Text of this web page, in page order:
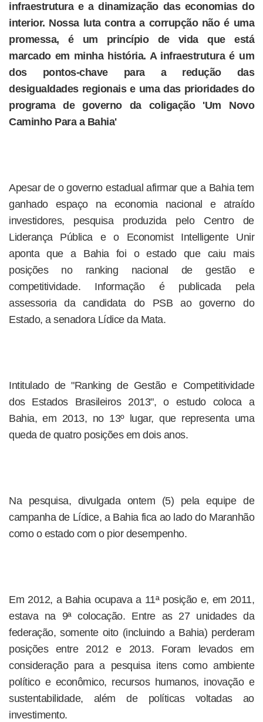
infraestrutura e a dinamização das economias do
interior. Nossa luta contra a corrupção não é uma
promessa, é um princípio de vida que está
marcado em minha história. A infraestrutura é um
dos pontos-chave para a redução das
desigualdades regionais e uma das prioridades do
programa de governo da coligação 'Um Novo
Caminho Para a Bahia'
Apesar de o governo estadual afirmar que a Bahia tem
ganhado espaço na economia nacional e atraído
investidores, pesquisa produzida pelo Centro de
Liderança Pública e o Economist Intelligente Unir
aponta que a Bahia foi o estado que caiu mais
posições no ranking nacional de gestão e
competitividade. Informação é publicada pela
assessoria da candidata do PSB ao governo do
Estado, a senadora Lídice da Mata.
Intitulado de "Ranking de Gestão e Competitividade
dos Estados Brasileiros 2013", o estudo coloca a
Bahia, em 2013, no 13º lugar, que representa uma
queda de quatro posições em dois anos.
Na pesquisa, divulgada ontem (5) pela equipe de
campanha de Lídice, a Bahia fica ao lado do Maranhão
como o estado com o pior desempenho.
Em 2012, a Bahia ocupava a 11ª posição e, em 2011,
estava na 9ª colocação. Entre as 27 unidades da
federação, somente oito (incluindo a Bahia) perderam
posições entre 2012 e 2013. Foram levados em
consideração para a pesquisa itens como ambiente
político e econômico, recursos humanos, inovação e
sustentabilidade, além de políticas voltadas ao
investimento.